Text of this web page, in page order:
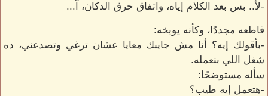
-لأ.. بس بعد الكلام إياه، واتفاق حرق الدكان، آ...
قاطعه مجددًا، وكأنه يوبخه:
-بأقولك إيه؟ أنا مش جايبك معايا عشان ترغي وتصدعني، ده
شغل اللي بنعمله.
سأله مستوضحًا:
-هتعمل إيه طيب؟